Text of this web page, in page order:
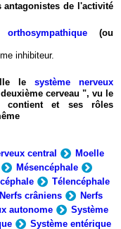
antagonistes de l'activité
(ou
inhibiteur.
le système nerveux
cerveau ", vu le
contient et ses rôles
central
Moelle
Mésencéphale
Télencéphale
Nerfs crâniens
Nerfs
autonome
Système
Système entérique